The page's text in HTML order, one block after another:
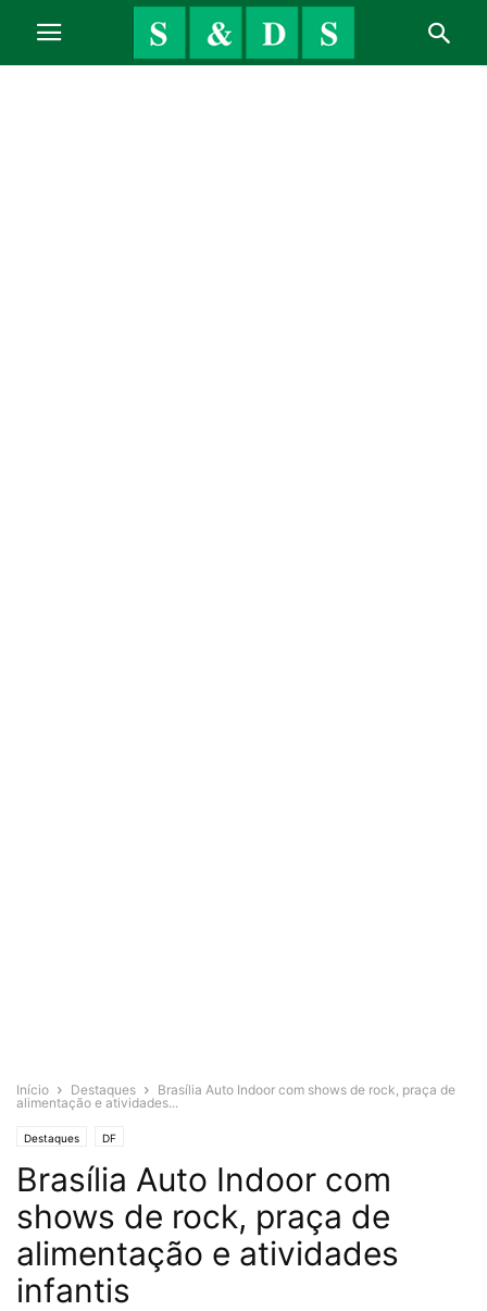
Início Destaques
Brasília Auto Indoor com shows de rock, praça de
alimentação e atividades...
Destaques DF
Brasília Auto Indoor com
shows de rock, praça de
alimentação e atividades
infantis